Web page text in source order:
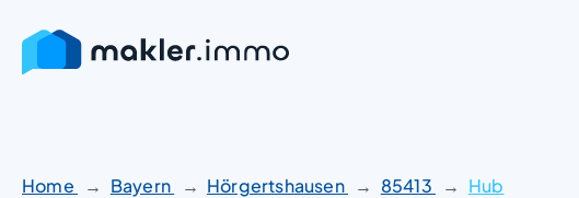
Home Bayern Hörgertshausen 85413 Hub